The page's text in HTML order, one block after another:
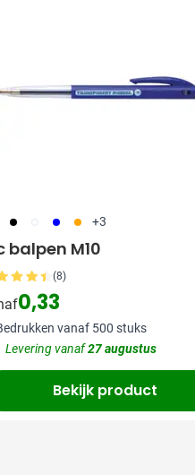
001 002 005 007 +3
balpen M10
(8)
0,33
vanaf 500 stuks
Levering vanaf27 augustus
Bekijk product